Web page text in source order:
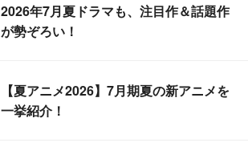
2026年7月夏ドラマも、注目作＆話題作
が勢ぞろい！
【夏アニメ2026】7月期夏の新アニメを
一挙紹介！